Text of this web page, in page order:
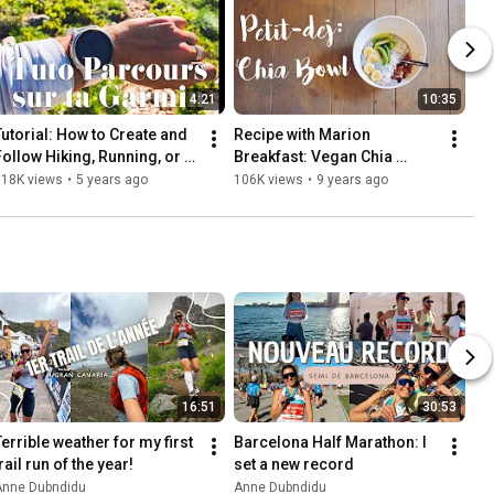
4:21
How to Create and
Hiking, Running, or
Routes on Your Garmin
views • 5 years ago
10:35
Recipe with Marion
Breakfast: Vegan Chia
Pudding/Bowl 😘
106K views • 9 years ago
16:51
weather for my first
run of the year!
Dubndidu
30:53
Barcelona Half Marathon: I
set a new record
Anne Dubndidu